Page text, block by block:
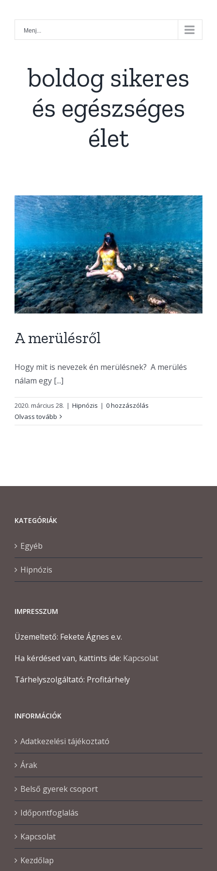
Menj...
boldog sikeres
és egészséges
élet
A merülésről
Hogy mit is nevezek én merülésnek? A merülés
nálam egy [...]
2020. március 28. | Hipnózis | 0 hozzászólás
Olvass tovább
KATEGÓRIÁK
Egyéb
Hipnózis
IMPRESSZUM
Üzemeltető: Fekete Ágnes e.v.
Ha kérdésed van, kattints ide: Kapcsolat
Tárhelyszolgáltató: Profitárhely
INFORMÁCIÓK
Adatkezelési tájékoztató
Árak
Belső gyerek csoport
Időpontfoglalás
Kapcsolat
Kezdőlap